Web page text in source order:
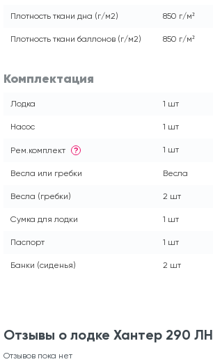
Плотность ткани дна (г/м2) 850 г/м²
Плотность ткани баллонов (г/м2) 850 г/м²
Комплектация
Лодка 1 шт
Насос 1 шт
Рем.комплект ? 1 шт
Весла или гребки Весла
Весла (гребки) 2 шт
Сумка для лодки 1 шт
Паспорт 1 шт
Банки (сиденья) 2 шт
Отзывы о лодке Хантер 290 ЛН
Отзывов пока нет